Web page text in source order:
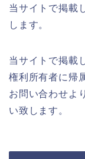
当サイトで掲載
します。
当サイトで掲載
権利所有者に帰
お問い合わせよ
い致します。